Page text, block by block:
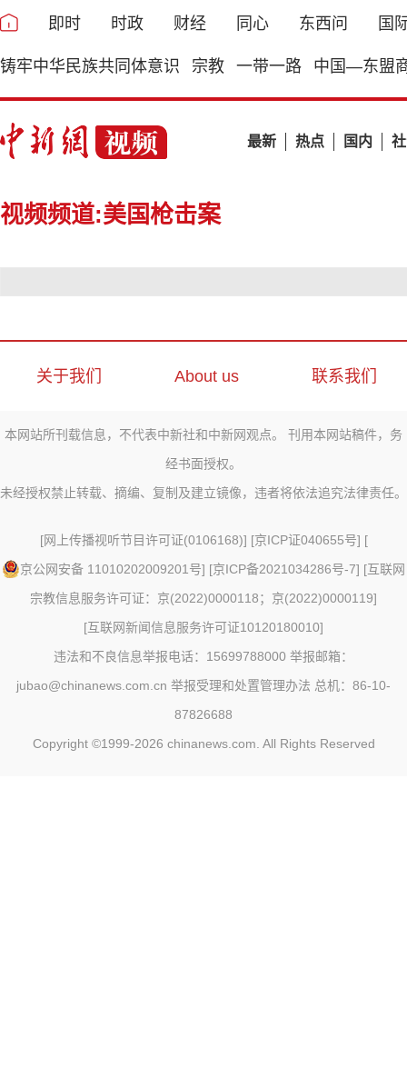
即时 时政 财经 同心 东西问 国
铸牢中华民族共同体意识 宗教 一带一路 中国—东盟
最新 热点 国内
视频频道:美国枪击案
关于我们 About us 联系我们
本网站所刊载信息，不代表中新社和中新网观点。 刊用本网站稿件，务
经书面授权。
未经授权禁止转载、摘编、复制及建立镜像，违者将依法追究法律责任。
[网上传播视听节目许可证(0106168)] [京ICP证040655号] [
京公网安备 11010202009201号] [京ICP备2021034286号-7] [互联网
宗教信息服务许可证：京(2022)0000118；京(2022)0000119]
[互联网新闻信息服务许可证10120180010]
违法和不良信息举报电话：15699788000 举报邮箱：
jubao@chinanews.com.cn 举报受理和处置管理办法 总机：86-10-
87826688
Copyright ©1999-2026 chinanews.com. All Rights Reserved